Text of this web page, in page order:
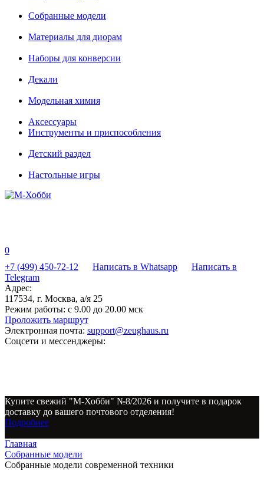
Собранные модели
Материалы для диорам
Наборы для конверсии
Декали
Модельная химия
Аксессуары
Инструменты и приспособления
Детский раздел
Настольные игры
0
+7 (499) 450-72-12
Написать в Whatsapp
Написать в
Telegram
Адрес:
117534, г. Москва, а/я 25
Режим работы: с 9.00 до 20.00 мск
Проложить маршрут
Электронная почта: support@zeughaus.ru
Соцсети и мессенджеры:
Купите свежий "М-Хобби" №8/2026 и получите в подарок
доставку до вашего почтового отделения!
Подробнее
Главная
Собранные модели
Собранные модели современной техники